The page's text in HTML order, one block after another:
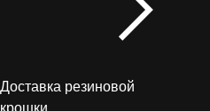
Доставка резиновой
крошки